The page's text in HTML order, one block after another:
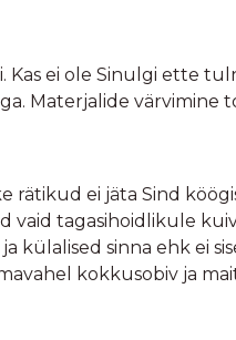
ei ole Sinulgi ette
Materjalide värvimine
rätikud ei jäta Sind
tagasihoidlikule
sinna ehk ei
kokkusobiv ja